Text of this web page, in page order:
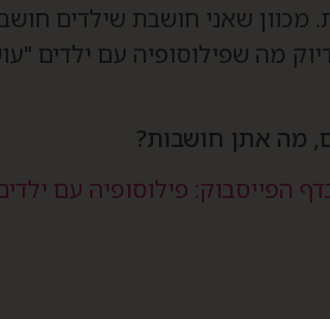
מכוון שאני חושבת שילדים
מה שפילוסופיה עם ילדים
מה אתן חושבות?
הפייסבוק: פילוסופיה עם